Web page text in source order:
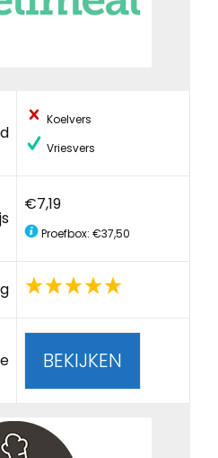
Koelvers
Vriesvers
€7,19
Proefbox: €37,50
BEKIJKEN